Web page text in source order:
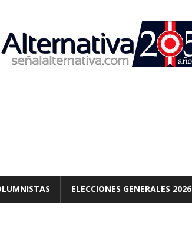
ELECCIONES GENERALES 2026